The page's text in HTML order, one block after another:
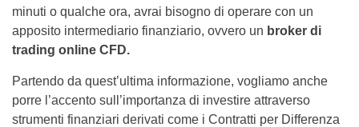
minuti o qualche ora, avrai bisogno di operare con un
apposito intermediario finanziario, ovvero un broker di
trading online CFD.
Partendo da quest’ultima informazione, vogliamo anche
porre l’accento sull’importanza di investire attraverso
strumenti finanziari derivati come i Contratti per Differenza